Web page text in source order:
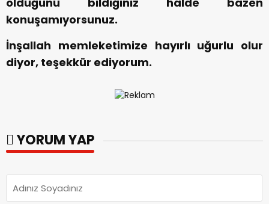
konuşamıyorsunuz.
İnşallah memleketimize hayırlı uğurlu olur
diyor, teşekkür ediyorum.
YORUM YAP